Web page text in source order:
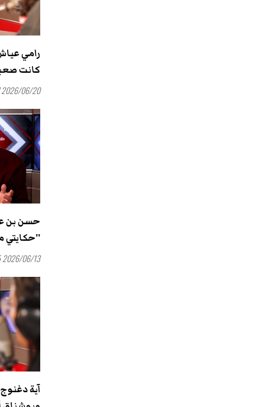
رامي
كانت
2026/06/20 15:17
حسن بن
''حكايتي
2026/06/13 14:55
آية